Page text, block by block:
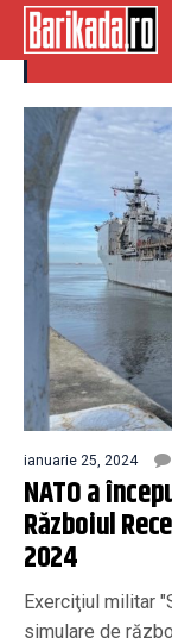
exercitiu
ianuarie 25, 2024
NATO a
Războiul
2024
Exerciţiul militar
simulare de